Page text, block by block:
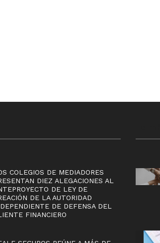
COLEGIOS DE MEDIADORES
DIEZ ALEGACIONES AL
DE LEY DE
DE LA AUTORIDAD
DE DEFENSA DEL
FINANCIERO